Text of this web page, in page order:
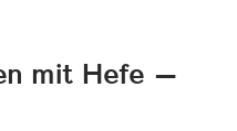
mit Hefe –